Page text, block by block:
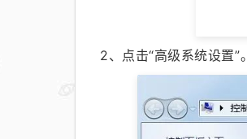
2、点击“高级系统设置”。